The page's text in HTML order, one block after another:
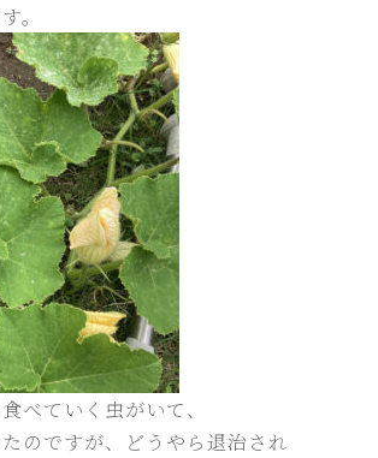
。
べていく虫がいて、
のですが、どうやら退治され